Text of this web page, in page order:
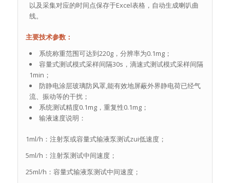
以及采集对应的时间点保存于Excel表格，自动生成喇叭曲
线。
主要技术参数：
系统称重范围可达到220g，分辨率为0.1mg；
容量式测试模式采样间隔30s，滴速式测试模式采样间隔
1min；
防静电涂层玻璃防风罩,能有效地屏蔽外界静电荷已经气
流、振动等的干扰；
系统测试精度0.1mg，重复性0.1mg；
输液速度说明：
1ml/h：注射泵或容量式输液泵测试zui低速度；
5ml/h：注射泵测试中间速度；
25ml/h：容量式输液泵测试中间速度；